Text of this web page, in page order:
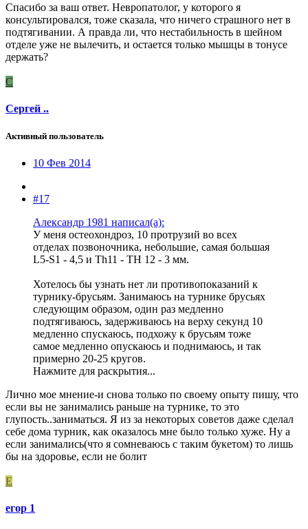
Спасибо за ваш ответ. Невропатолог, у которого я
консультировался, тоже сказала, что ничего страшного нет в
подтягивании. А правда ли, что нестабильность в шейном
отделе уже не вылечить, и остается только мышцы в тонусе
держать?
С
Сергей ..
Активный пользователь
10 Фев 2014
#17
Александр 1981 написал(а):
У меня остеохондроз, 10 протрузий во всех
отделах позвоночника, небольшие, самая большая
L5-S1 - 4,5 и Th11 - TH 12 - 3 мм.
Хотелось бы узнать нет ли противопоказаний к
турнику-брусьям. Занимаюсь на турнике брусьях
следующим образом, один раз медленно
подтягиваюсь, задерживаюсь на верху секунд 10
медленно спускаюсь, подхожу к брусьям тоже
самое медленно опускаюсь и поднимаюсь, и так
примерно 20-25 кругов.
Нажмите для раскрытия...
Лично мое мнение-и снова только по своему опыту пишу, что
если вы не занимались раньше на турнике, то это
глупость..заниматься. Я из за некоторых советов даже сделал
себе дома турник, как оказалось мне было только хуже. Ну а
если занимались(что я сомневаюсь с таким букетом) то лишь
бы на здоровье, если не болит
Е
егор 1